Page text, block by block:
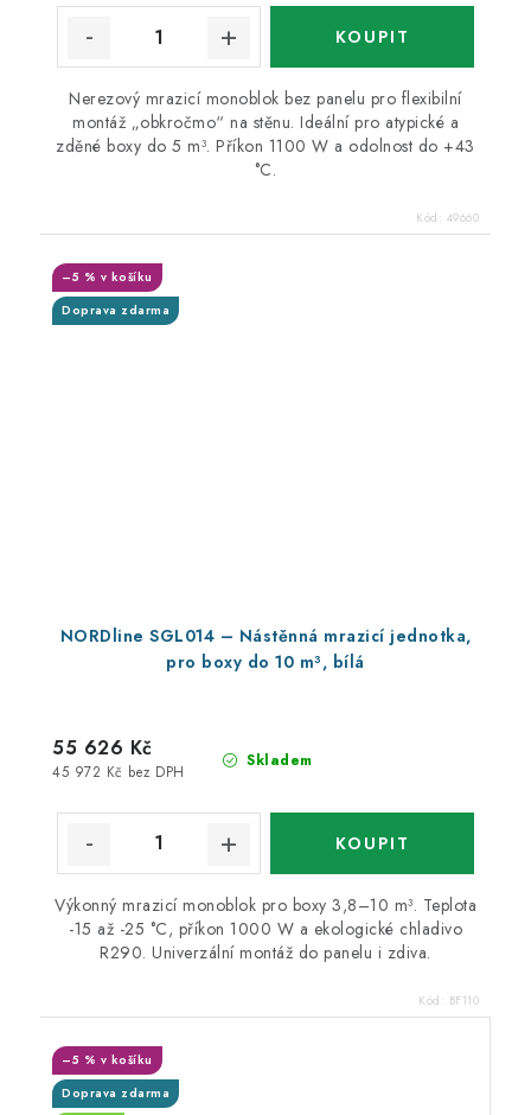
Nerezový mrazicí monoblok bez panelu pro flexibilní
montáž „obkročmo“ na stěnu. Ideální pro atypické a
zděné boxy do 5 m³. Příkon 1100 W a odolnost do +43
°C.
Kód: 49660
NORDline SGL014 – Nástěnná mrazicí jednotka,
pro boxy do 10 m³, bílá
Doprava zdarma
–5 % v košíku
Skladem
45 972 Kč bez DPH
55 626 Kč
Výkonný mrazicí monoblok pro boxy 3,8–10 m³. Teplota
-15 až -25 °C, příkon 1000 W a ekologické chladivo
R290. Univerzální montáž do panelu i zdiva.
Kód: BF110
Doprava zdarma
–5 % v košíku